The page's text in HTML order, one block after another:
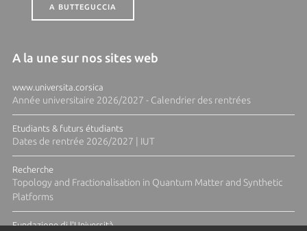
A BUTTEGUCCIA
A la une sur nos sites web
www.universita.corsica
Année universitaire 2026/2027 - Calendrier des rentrées
Etudiants & futurs étudiants
Dates de rentrée 2026/2027 | IUT
Recherche
Topology and Fractionalisation in Quantum Matter and Synthetic
Platforms
Fundazione di l'Università